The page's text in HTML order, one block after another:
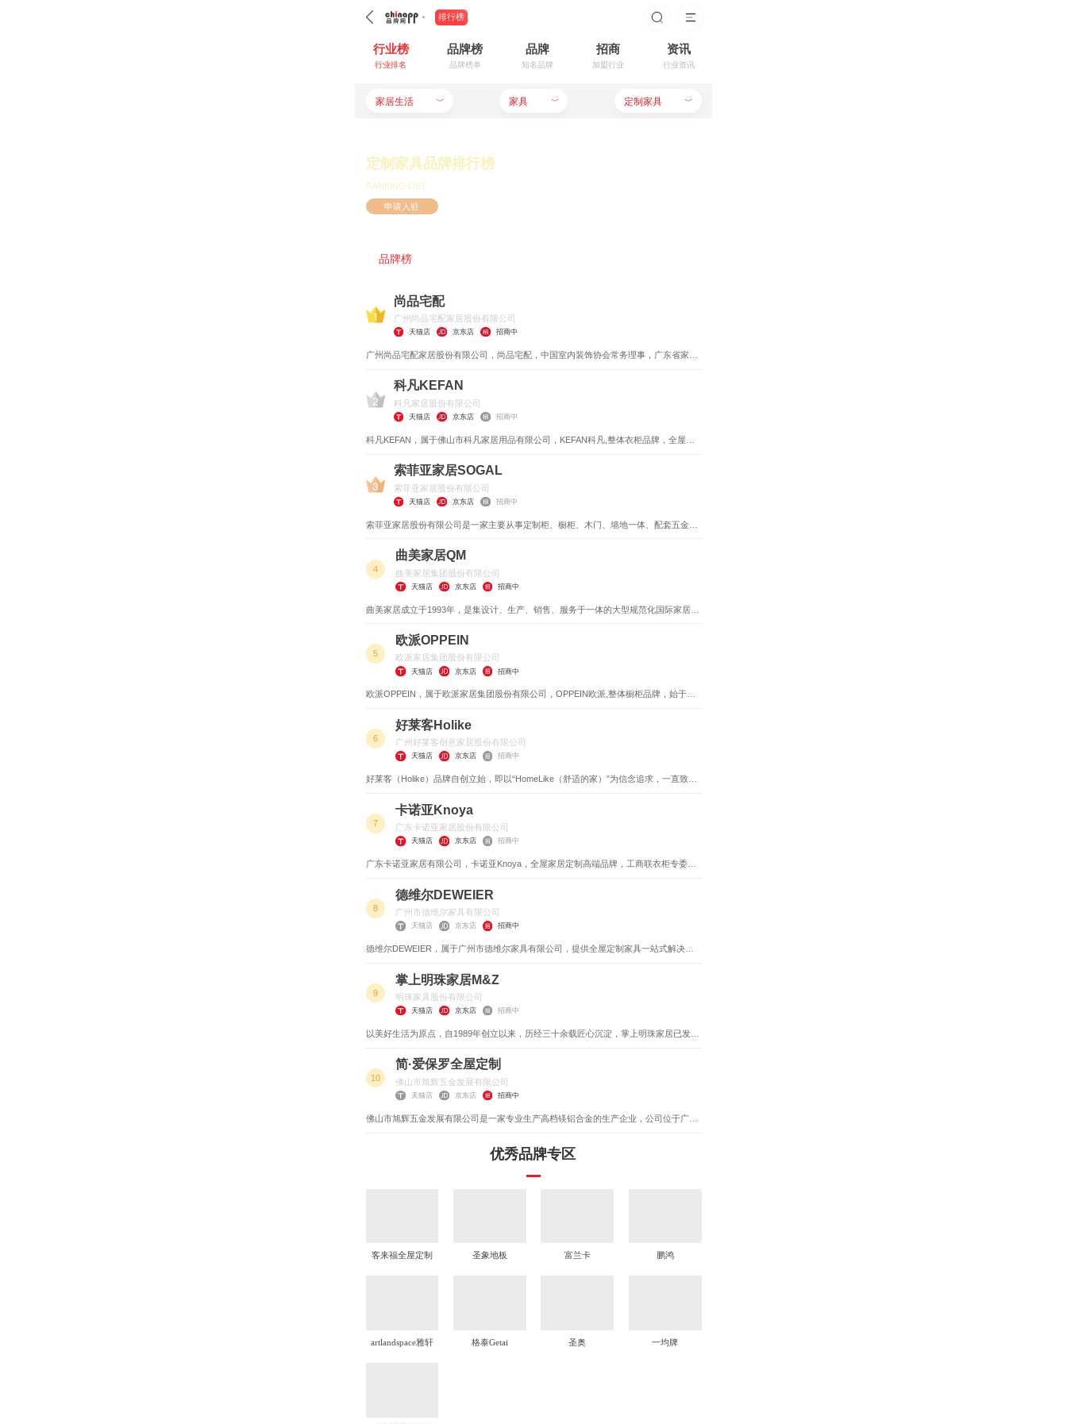
排行榜
行业榜
行业排名
品牌榜
品牌榜单
品牌
知名品牌
招商
加盟行业
资讯
行业资讯
家居生活 ﹀ 家具 ﹀ 定制家具 ﹀
定制家具品牌排行榜
RANKING LIST
申请入驻
品牌榜
尚品宅配
广州尚品宅配家居股份有限公司
天猫店 京东店 招商中
广州尚品宅配家居股份有限公司，尚品宅配，中国室内装饰协会常务理事，广东省家具
科凡KEFAN
科凡家居股份有限公司
天猫店 京东店 招商中
科凡KEFAN，属于佛山市科凡家居用品有限公司，KEFAN科凡,整体衣柜品牌，全屋定
会第二届会长单位，品牌连锁化/服务创新化/产品集成化的定制家居生活营运商，以"定
制五星级的家"享誉业界。
索菲亚家居SOGAL
索菲亚家居股份有限公司
天猫店 京东店 招商中
索菲亚家居股份有限公司是一家主要从事定制柜、橱柜、木门、墙地一体、配套五金、
4
曲美家居QM
曲美家居集团股份有限公司
天猫店 京东店 招商中
曲美家居成立于1993年，是集设计、生产、销售、服务于一体的大型规范化国际家居集
全球最新锐的潮流趋势与中国本土文化、家居风尚巧妙融合，逐渐形成品牌独属的个性
化风格。
5
欧派OPPEIN
欧派家居集团股份有限公司
天猫店
欧派OPPEIN，属于欧派家居集团股份有限公司，OPPEIN欧派,整体橱柜品牌，始于
柜为旗舰的家居综合服务商。
6
好莱客Holike
广州好莱客创意家居股份有限公司
天猫店 京东店 招商中
好莱客（Holike）品牌自创立始，即以“HomeLike（舒适的家）”为信念追求，一直致力
品质的生活方式，是中国“原态定制家居倡导者”，是定制家居行业A股主板上市企业。
7
卡诺亚Knoya
广东卡诺亚家居股份有限公司
天猫店 京东店 招商中
广东卡诺亚家居有限公司，卡诺亚Knoya，全屋家居定制高端品牌，工商联衣柜专委会
8
德维尔DEWEIER
广州市德维尔家具有限公司
天猫店 京东店 招商中
德维尔DEWEIER，属于广州市德维尔家具有限公司，提供全屋定制家具一站式解决方
具定制企业。
9
掌上明珠家居M&Z
明珠家具股份有限公司
天猫店
以美好生活为原点，自1989年创立以来，历经三十余载匠心沉淀，掌上明珠家居已发展
使命，服务千万中国家庭，致力于为每个家庭提供高品质、高颜值、轻松便捷的一站式
家居解决方案，为消费者创造美好家居生活体验。
10
简·爱保罗全屋定制
佛山市旭辉五金发展有限公司
天猫店 京东店 招商中
佛山市旭辉五金发展有限公司是一家专业生产高档镁铝合金的生产企业，公司位于广东
一家专门从事铝门的设计、开发、生产和销售为一体的企业。现公司专业生产铝门、淋
优秀品牌专区
客来福全屋定制 圣象地板 富兰卡 鹏鸿
artlandspace雅轩 格泰Getai 圣奥 一均牌